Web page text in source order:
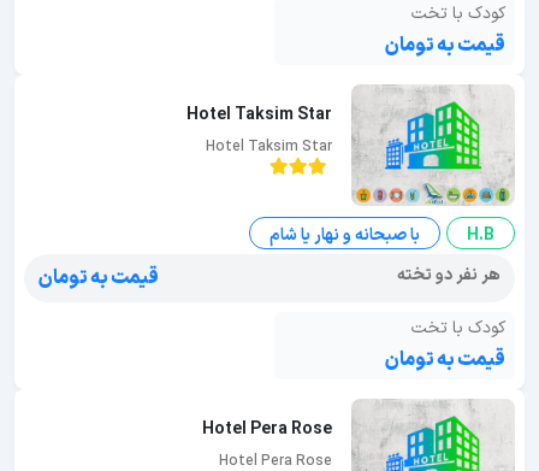
کودک با تخت
قیمت به تومان
Hotel Taksim Star
Hotel Taksim Star
H.B
با صبحانه و نهار یا شام
هر نفر دو تخته
قیمت به تومان
کودک با تخت
قیمت به تومان
Hotel Pera Rose
Hotel Pera Rose